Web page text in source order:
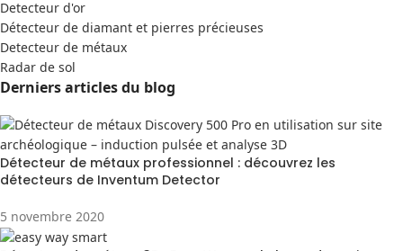
Detecteur d'or
Détecteur de diamant et pierres précieuses
Detecteur de métaux
Radar de sol
Derniers articles du blog
Détecteur de métaux professionnel : découvrez les
détecteurs de Inventum Detector
5 novembre 2020